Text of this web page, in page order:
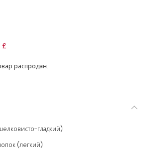
с принтом Marmo из сатина для
£
распродан.
гладкий)
(легкий)